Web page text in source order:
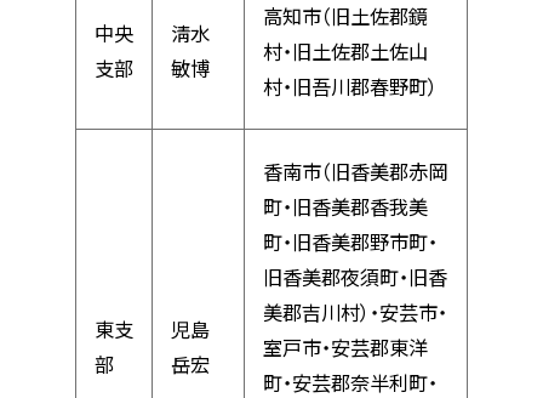
中央
支部
淸水
敏博
高知市（旧土佐郡鏡
村・旧土佐郡土佐山
村・旧吾川郡春野町）
東支
部
児島
岳宏
香南市（旧香美郡赤岡
町・旧香美郡香我美
町・旧香美郡野市町・
旧香美郡夜須町・旧香
美郡吉川村）・安芸市・
室戸市・安芸郡東洋
町・安芸郡奈半利町・